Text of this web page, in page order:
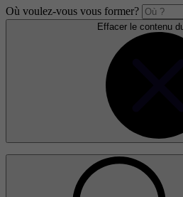
Où voulez-vous vous former?
Effacer le contenu